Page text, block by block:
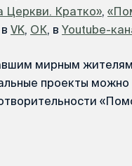
Церкви. Кратко»,
VK, ОК, в Youtube-
мирным
проекты